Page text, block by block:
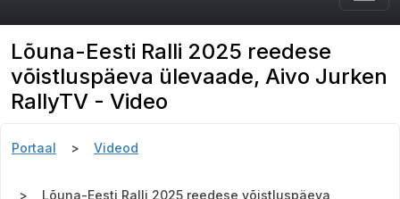
Lõuna-Eesti Ralli 2025 reedese
võistluspäeva ülevaade, Aivo Jurken
RallyTV - Video
Portaal Videod
Lõuna-Eesti Ralli 2025 reedese võistluspäeva